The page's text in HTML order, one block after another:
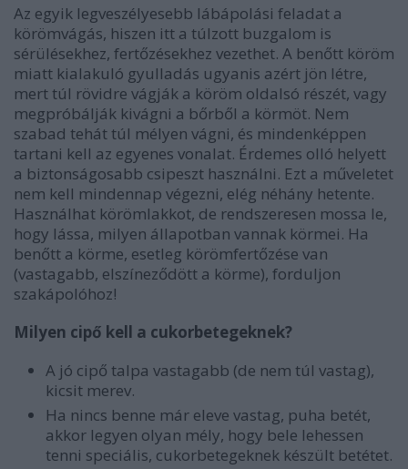
Az egyik legveszélyesebb lábápolási feladat a
körömvágás, hiszen itt a túlzott buzgalom is
sérülésekhez, fertőzésekhez vezethet. A benőtt köröm
miatt kialakuló gyulladás ugyanis azért jön létre,
mert túl rövidre vágják a köröm oldalsó részét, vagy
megpróbálják kivágni a bőrből a körmöt. Nem
szabad tehát túl mélyen vágni, és mindenképpen
tartani kell az egyenes vonalat. Érdemes olló helyett
a biztonságosabb csipeszt használni. Ezt a műveletet
nem kell mindennap végezni, elég néhány hetente.
Használhat körömlakkot, de rendszeresen mossa le,
hogy lássa, milyen állapotban vannak körmei. Ha
benőtt a körme, esetleg körömfertőzése van
(vastagabb, elszíneződött a körme), forduljon
szakápolóhoz!
Milyen cipő kell a cukorbetegeknek?
A jó cipő talpa vastagabb (de nem túl vastag),
kicsit merev.
Ha nincs benne már eleve vastag, puha betét,
akkor legyen olyan mély, hogy bele lehessen
tenni speciális, cukorbetegeknek készült betétet.